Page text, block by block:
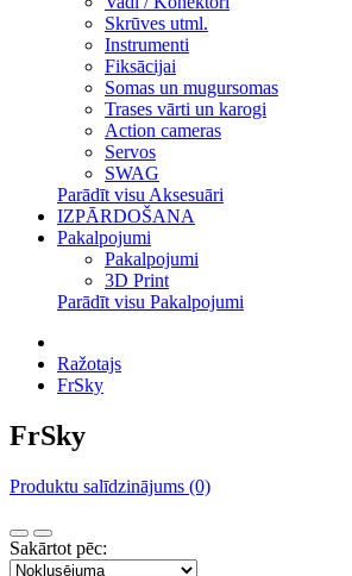
Skrūves utml.
Instrumenti
Fiksācijai
Somas un mugursomas
Trases vārti un karogi
Action cameras
Servos
SWAG
Parādīt visu Aksesuāri
IZPĀRDOŠANA
Pakalpojumi
Pakalpojumi
3D Print
Parādīt visu Pakalpojumi
Ražotajs
FrSky
FrSky
Produktu salīdzinājums (0)
Sakārtot pēc: